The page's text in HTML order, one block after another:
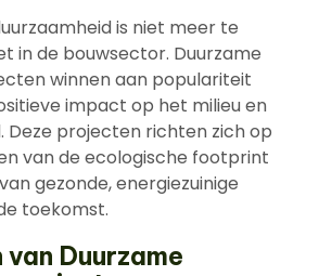
is niet meer te
in de bouwsector. Duurzame
winnen aan populariteit
impact op het milieu en
Deze projecten richten zich op
van de ecologische footprint
gezonde, energiezuinige
toekomst.
van Duurzame